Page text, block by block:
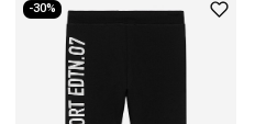
-30%